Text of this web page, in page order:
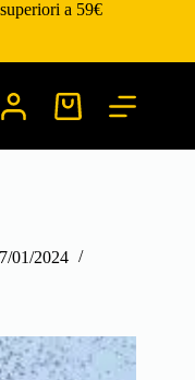
a 59€
Carrello
01/2024